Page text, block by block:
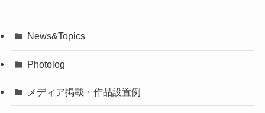
News&Topics
Photolog
メディア掲載・作品設置例